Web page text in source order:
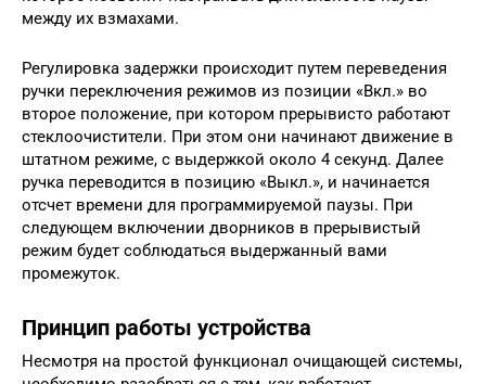
между их взмахами.
Регулировка задержки происходит путем переведения
ручки переключения режимов из позиции «Вкл.» во
второе положение, при котором прерывисто работают
стеклоочистители. При этом они начинают движение в
штатном режиме, с выдержкой около 4 секунд. Далее
ручка переводится в позицию «Выкл.», и начинается
отсчет времени для программируемой паузы. При
следующем включении дворников в прерывистый
режим будет соблюдаться выдержанный вами
промежуток.
Принцип работы устройства
Несмотря на простой функционал очищающей системы,